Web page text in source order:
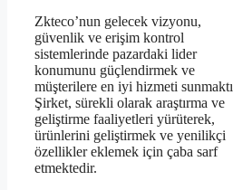
Zkteco’nun gelecek vizyonu,
güvenlik ve erişim kontrol
sistemlerinde pazardaki lider
konumunu güçlendirmek ve
müşterilere en iyi hizmeti
Şirket, sürekli olarak araştırma ve
geliştirme faaliyetleri yürüterek,
ürünlerini geliştirmek ve yenilikçi
özellikler eklemek için çaba sarf
etmektedir.